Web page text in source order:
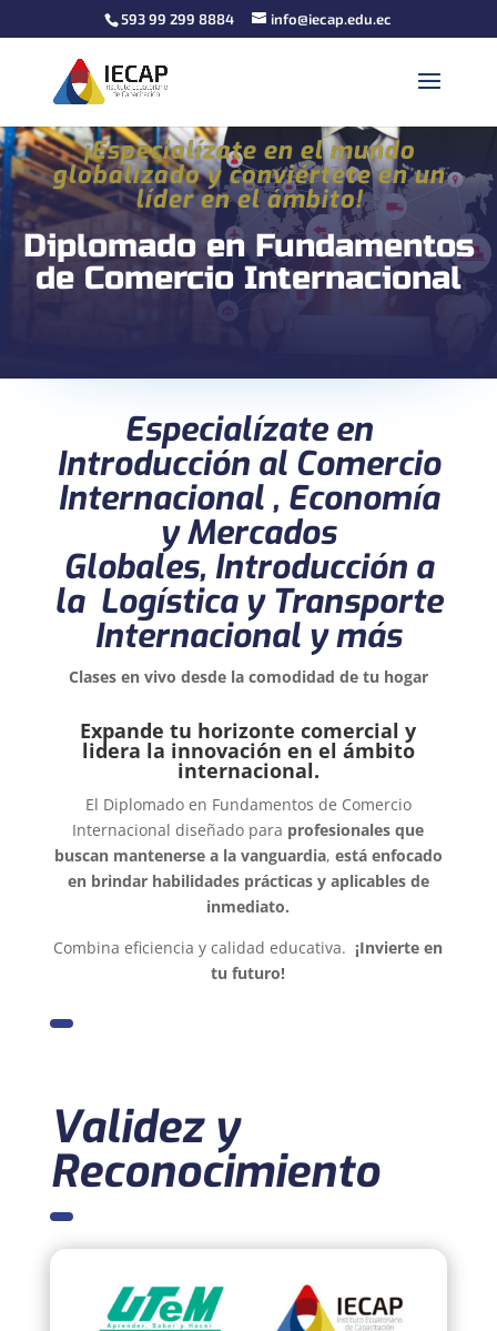
593 99 299 8884 info@iecap.edu.ec
¡Especialízate en el mundo
globalizado y conviértete en un
líder en el ámbito!
Diplomado en Fundamentos
de Comercio Internacional
Especialízate en
Introducción al Comercio
Internacional , Economía
y Mercados
Globales, Introducción a
la Logística y Transporte
Internacional y más
Clases en vivo desde la comodidad de tu hogar
Expande tu horizonte comercial y
lidera la innovación en el ámbito
internacional.
El Diplomado en Fundamentos de Comercio
Internacionaldiseñado para profesionales que
buscan mantenerse a la vanguardia, está enfocado
en brindar habilidades prácticas y aplicables de
inmediato.
Combina eficiencia y calidad educativa. ¡Invierte en
tu futuro!
Validez y
Reconocimiento